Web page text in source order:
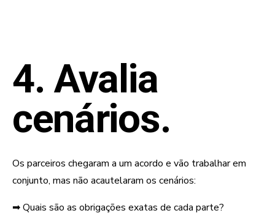
4. Avalia
cenários.
Os parceiros chegaram a um acordo e vão trabalhar em
conjunto, mas não acautelaram os cenários:
➡ Quais são as obrigações exatas de cada parte?